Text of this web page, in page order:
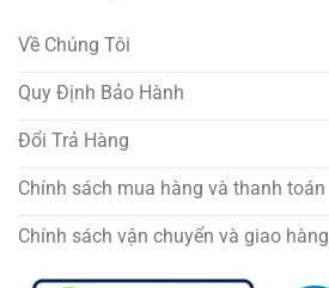
Về Chúng Tôi
Quy Định Bảo Hành
Đổi Trả Hàng
Chính sách mua hàng và thanh toán
Chính sách vận chuyển và giao hàng